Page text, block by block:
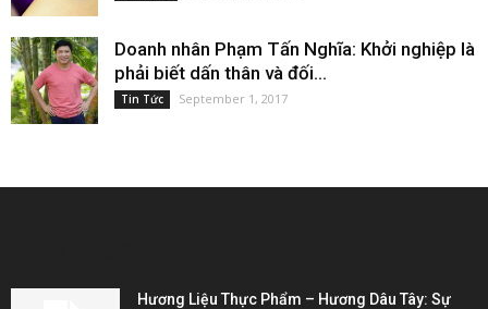
Doanh nhân Phạm Tấn Nghĩa: Khởi nghiệp là
phải biết dấn thân và đối...
Tin Tức September 1, 2017
Hương Liệu Thực Phẩm – Hương Dâu Tây: Sự